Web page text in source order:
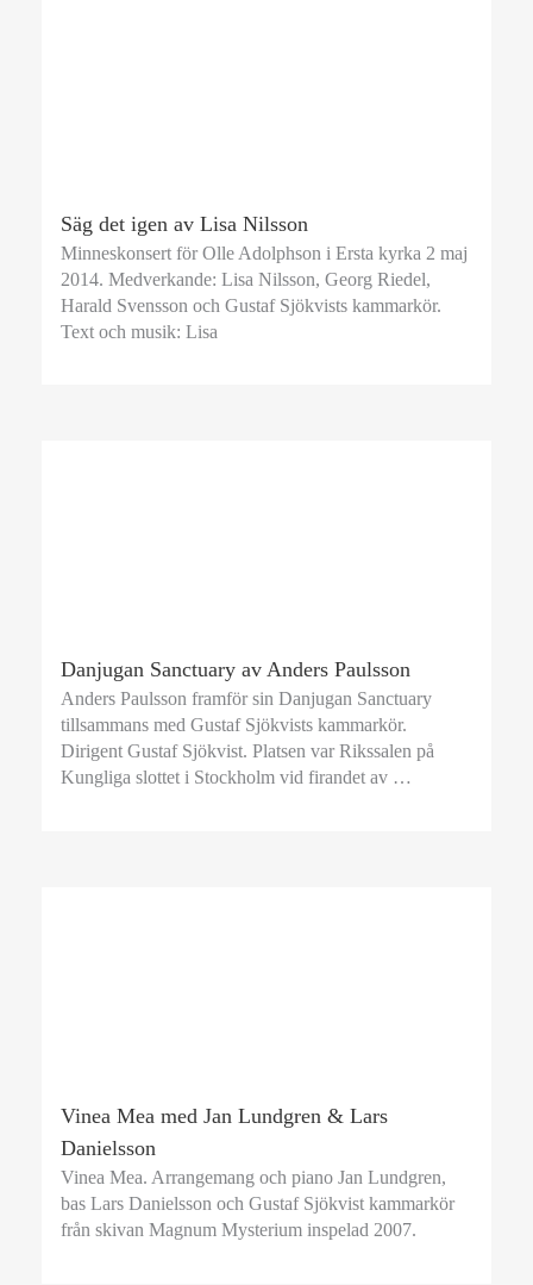
Säg det igen av Lisa Nilsson
Minneskonsert för Olle Adolphson i Ersta kyrka 2 maj
2014. Medverkande: Lisa Nilsson, Georg Riedel,
Harald Svensson och Gustaf Sjökvists kammarkör.
Text och musik: Lisa
Danjugan Sanctuary av ​Anders Paulsson
Anders Paulsson framför sin Danjugan Sanctuary
tillsammans med Gustaf Sjökvists kammarkör.
Dirigent Gustaf Sjökvist. Platsen var Rikssalen på
Kungliga slottet i Stockholm vid firandet av …
Vinea Mea med Jan Lundgren & Lars
Danielsson
Vinea Mea. Arrangemang och piano Jan Lundgren,
bas Lars Danielsson och Gustaf Sjökvist kammarkör
från skivan Magnum Mysterium inspelad 2007.